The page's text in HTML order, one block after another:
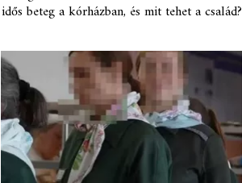
idős beteg a kórházban, és mit tehet a család?